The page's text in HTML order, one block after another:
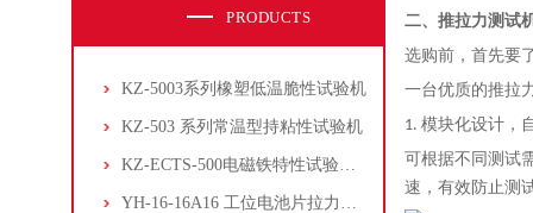
PRODUCTS
KZ-5003系列橡塑低温脆性试验机
KZ-503 系列常温型持粘性试验机
KZ-ECTS-500电磁铁特性试验系统
YH-16-16A16 工位电池片拉力试验机
二、推拉力测试
选购前，首先要
一台优质的推拉
1. 模块化设计，
可根据不同测试
速，有效防止测